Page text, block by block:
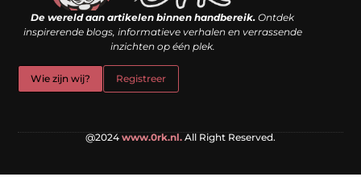
De wereld aan artikelen binnen handbereik. Ontdek
inspirerende blogs, informatieve verhalen en verrassende
inzichten op één plek.
Wie zijn wij? Registreer
@2024 www.0rk.nl. All Right Reserved.